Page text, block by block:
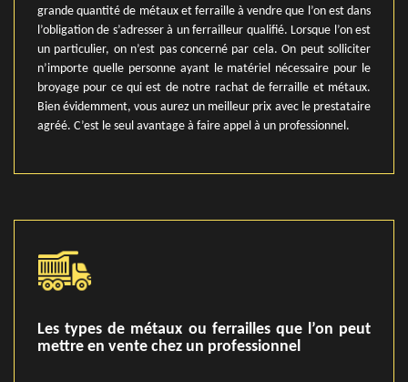
grande quantité de métaux et ferraille à vendre que l’on est dans
l’obligation de s’adresser à un ferrailleur qualifié. Lorsque l’on est
un particulier, on n’est pas concerné par cela. On peut solliciter
n’importe quelle personne ayant le matériel nécessaire pour le
broyage pour ce qui est de notre rachat de ferraille et métaux.
Bien évidemment, vous aurez un meilleur prix avec le prestataire
agréé. C’est le seul avantage à faire appel à un professionnel.
Les types de métaux ou ferrailles que l’on peut
mettre en vente chez un professionnel